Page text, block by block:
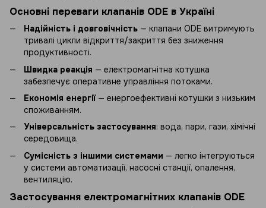
Основні переваги клапанів ODE в Україні
Надійність і довговічність — клапани ODE витримують
тривалі цикли відкриття/закриття без зниження
продуктивності.
Швидка реакція — електромагнітна котушка
забезпечує оперативне управління потоками.
Економія енергії— енергоефективні котушки з низьким
споживанням.
Універсальність застосування: вода, пари, гази, хімічні
середовища.
Сумісність з іншими системами — легко інтегруються
у системи автоматизації, насосні станції, опалення,
вентиляцію.
Застосування електромагнітних клапанів ODE